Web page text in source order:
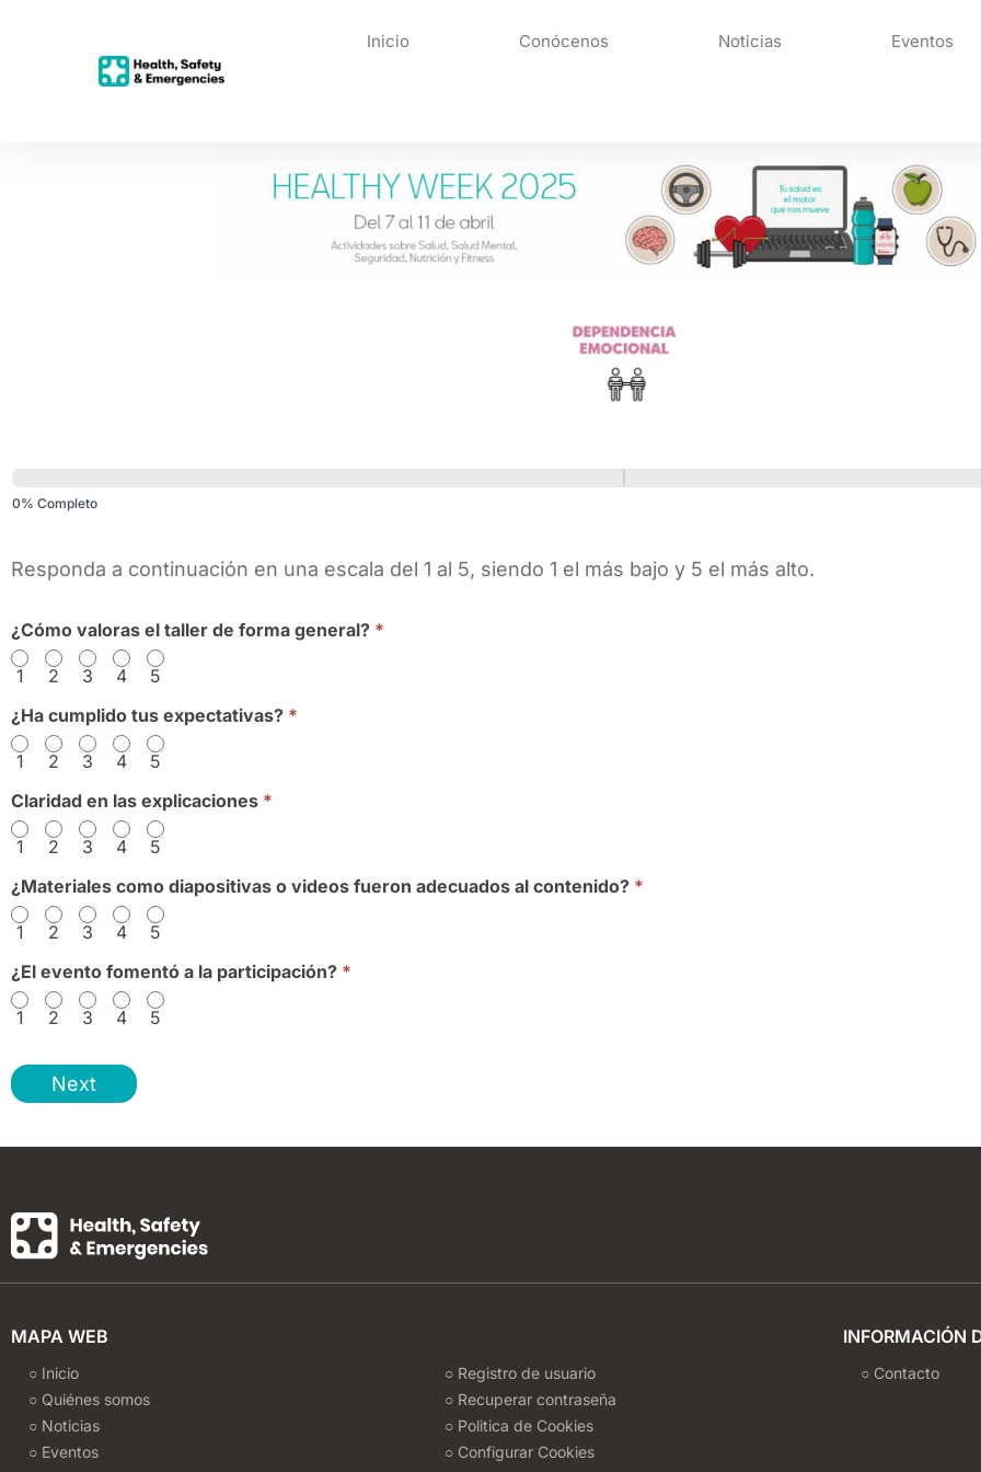
Inicio Conócenos Noticias Eventos
2025_Dependencia
emocional
0% Completo
Responda a continuación en una escala del 1 al 5, siendo 1 el más bajo y 5 el más alto.
¿Cómo valoras el taller de forma general? *
1 2 3 4
5
¿Ha cumplido tus expectativas? *
1 2 3 4
5
Claridad en las explicaciones *
1 2 3 4
5
¿Materiales como diapositivas o videos fueron adecuados al contenido? *
1 2 3 4
5
¿El evento fomentó a la participación? *
1 2 3 4 5
Next
MAPA WEB
○ Inicio
○ Quiénes somos
○ Noticias
○ Eventos
○ Registro de usuario
○ Recuperar contraseña
○ Politica de Cookies
○ Configurar Cookies
INFORMACIÓN
○ Contacto